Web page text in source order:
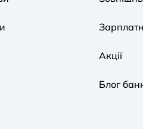
Акції
Блог